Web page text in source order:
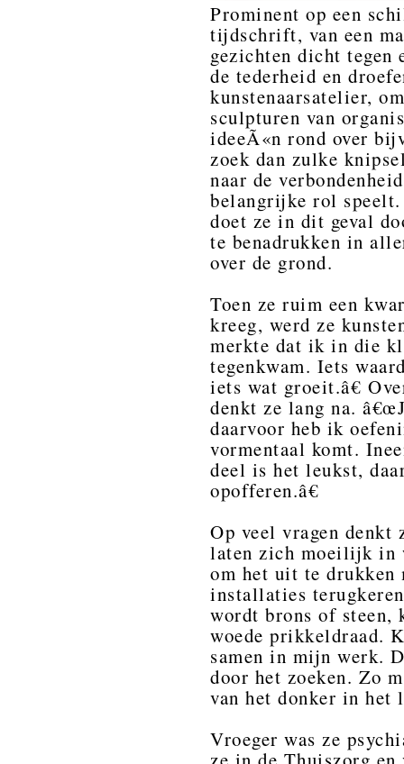
Prominent op een
tijdschrift, van een
gezichten dicht
de tederheid en
kunstenaarsatelier,
sculpturen van
ideeÃ«n rond over
zoek dan zulke
naar de
belangrijke rol speelt.
doet ze in dit geval
te benadrukken in
over de grond.
Toen ze ruim een
kreeg, werd ze
merkte dat ik in die
tegenkwam. Iets
iets wat groeit.â€
denkt ze lang na.
daarvoor heb ik
vormentaal komt.
deel is het leukst,
opofferen.â€
Op veel vragen denkt
laten zich moeilijk in
om het uit te drukken
installaties
wordt brons of steen,
woede prikkeldraad.
samen in mijn werk.
door het zoeken. Zo
van het donker in het
Vroeger was ze